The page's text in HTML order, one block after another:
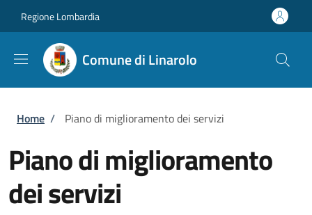
Regione Lombardia
Comune di Linarolo
Briciole di pane
Home / Piano di miglioramento dei servizi
Piano di miglioramento
dei servizi